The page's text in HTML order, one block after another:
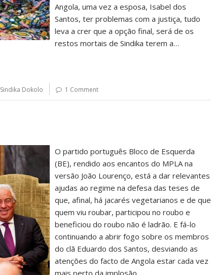
Angola, uma vez a esposa, Isabel dos
Santos, ter problemas com a justiça, tudo
leva a crer que a opção final, será de os
restos mortais de Sindika terem a…
Sindika Dokolo 1 Comment
O partido português Bloco de Esquerda
(BE), rendido aos encantos do MPLA na
versão João Lourenço, está a dar relevantes
ajudas ao regime na defesa das teses de
que, afinal, há jacarés vegetarianos e de que
quem viu roubar, participou no roubo e
beneficiou do roubo não é ladrão. E fá-lo
continuando a abrir fogo sobre os membros
do clã Eduardo dos Santos, desviando as
atenções do facto de Angola estar cada vez
mais perto da implosão.